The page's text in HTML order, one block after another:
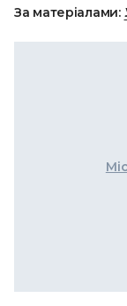
За матеріалами: